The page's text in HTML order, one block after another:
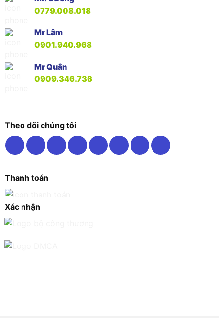
0779.008.018
Mr Lâm
0901.940.968
Mr Quân
0909.346.736
Theo dõi chúng tôi
Thanh toán
Xác nhận